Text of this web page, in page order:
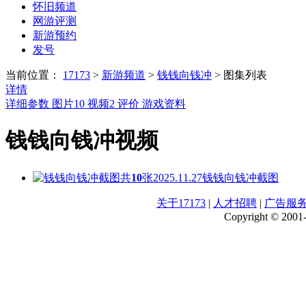
怀旧频道
网游评测
新游预约
发号
当前位置： 17173 > 新游频道 > 钱钱向钱冲 > 图集列表
详情
详细参数 图片10 视频2 评价 游戏资料
钱钱向钱冲视频
共10张2025.11.27钱钱向钱冲截图
关于17173 | 人才招聘 | 广告服
Copyright ©